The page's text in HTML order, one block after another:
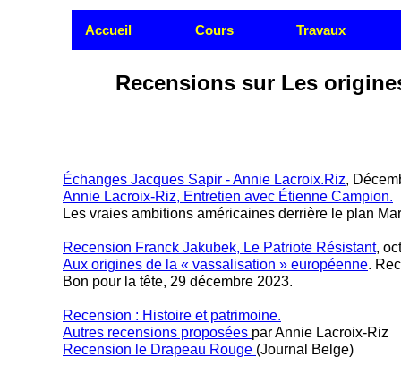
Accueil Cours Travaux
Recensions sur Les
Échanges Jacques Sapir - Annie Lacroix.Riz,
Annie Lacroix-Riz, Entretien avec Étienne Campion.
Les vraies ambitions américaines derrière le plan
Recension Franck Jakubek, Le Patriote Résistant,
Aux origines de la « vassalisation » européenne.
Bon pour la tête, 29 décembre 2023.
Recension : Histoire et patrimoine.
Autres recensions proposées par Annie Lacroix-Riz
Recension le Drapeau Rouge (Journal Belge)